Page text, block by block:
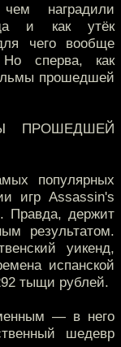
наградили
и как утёк
чего вообще
сперва, как
прошедшей
ПРОШЕДШЕЙ
популярных
игр Assassin's
Правда, держит
результатом.
уикенд,
испанской
тыщи рублей.
— в него
шедевр